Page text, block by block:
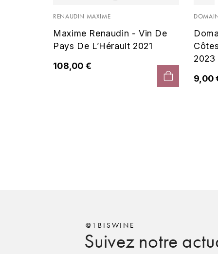
RENAUDIN MAXIME
Maxime Renaudin - Vin De
Pays De L’Hérault 2021
108,00 €
2023
9,00
Suivez notre
@1BISWINE